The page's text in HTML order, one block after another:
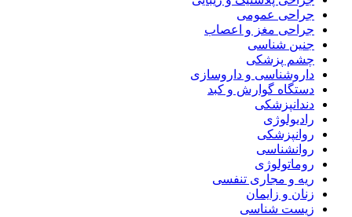
جراحی عمومی
جراحی مغز و اعصاب
جنین شناسی
چشم پزشکی
داروشناسی و داروسازی
دستگاه گوارش و کبد
دندانپزشکی
رادیولوژی
روانپزشکی
روانشناسی
روماتولوژی
ریه و مجاری تنفسی
زنان و زایمان
زیست شناسی